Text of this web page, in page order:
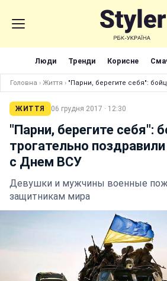
Люди Тренди Корисне
Головна › Життя › "Парни, берегите себя":
ЖИТТЯ 06 грудня 2017 · 12:30
"Парни, берегите себя":
трогательно
с Днем ВСУ
Девушки и мужчины военные
защитникам мира